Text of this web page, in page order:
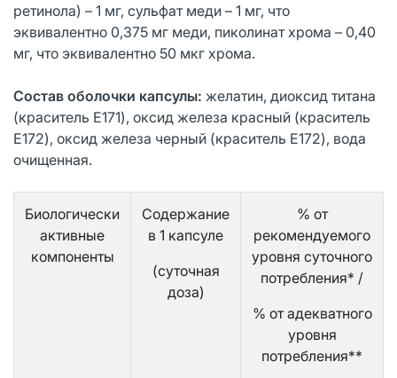
ретинола) – 1 мг, сульфат меди – 1 мг, что
эквивалентно 0,375 мг меди, пиколинат хрома – 0,40
мг, что эквивалентно 50 мкг хрома.
Состав оболочки капсулы: желатин, диоксид титана
(краситель E171), оксид железа красный (краситель
E172), оксид железа черный (краситель E172), вода
очищенная.
Биологически
активные
компоненты
Содержание
в 1 капсуле
(суточная
доза)
% от
рекомендуемого
уровня суточного
потребления* /
% от адекватного
уровня
потребления**